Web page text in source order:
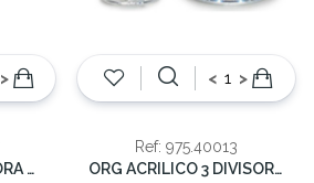
>
CAIXA ORGANIZADORA BRANCA PEQ.14,5X10,8X7
< >
Ref: 975.40013
ORG ACRILICO 3 DIVISORIAS 15X15X15cm